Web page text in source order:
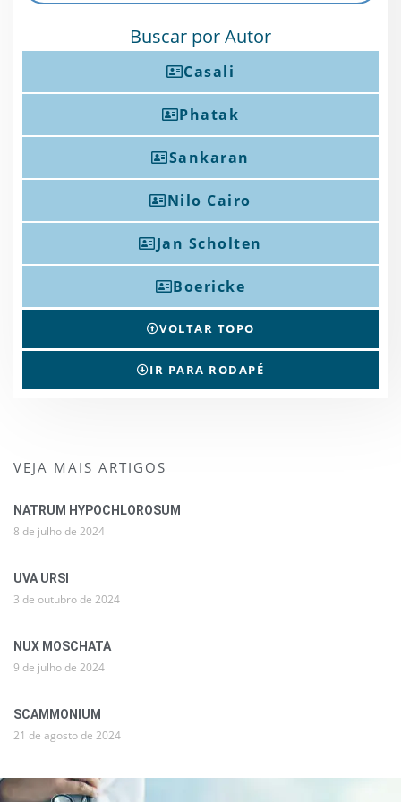
Buscar por Autor
Casali
Phatak
Sankaran
Nilo Cairo
Jan Scholten
Boericke
VOLTAR TOPO
IR PARA RODAPÉ
VEJA MAIS ARTIGOS
NATRUM HYPOCHLOROSUM
8 de julho de 2024
UVA URSI
3 de outubro de 2024
NUX MOSCHATA
9 de julho de 2024
SCAMMONIUM
21 de agosto de 2024